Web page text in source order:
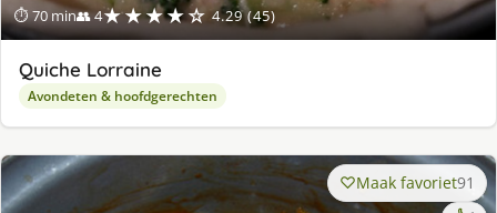
⏱ 70 min👥 4★★★★☆ 4.29 (45)
Quiche Lorraine
Avondeten & hoofdgerechten
Maak favoriet91